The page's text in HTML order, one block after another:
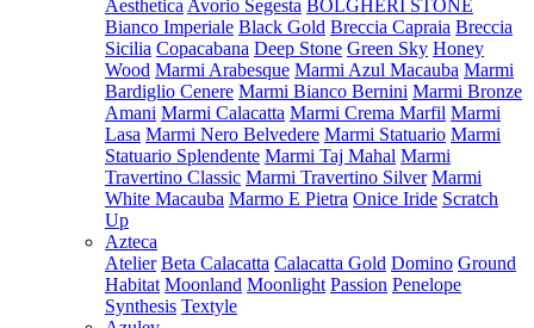
Aesthetica Avorio Segesta BOLGHERI STONE
Bianco Imperiale Black Gold Breccia Capraia Breccia
Sicilia Copacabana Deep Stone Green Sky Honey
Wood Marmi Arabesque Marmi Azul Macauba Marmi
Bardiglio Cenere Marmi Bianco Bernini Marmi Bronze
Amani Marmi Calacatta Marmi Crema Marfil Marmi
Lasa Marmi Nero Belvedere Marmi Statuario Marmi
Statuario Splendente Marmi Taj Mahal Marmi
Travertino Classic Marmi Travertino Silver Marmi
White Macauba Marmo E Pietra Onice Iride Scratch
Up
Azteca
Atelier Beta Calacatta Calacatta Gold Domino Ground
Habitat Moonland Moonlight Passion Penelope
Synthesis Textyle